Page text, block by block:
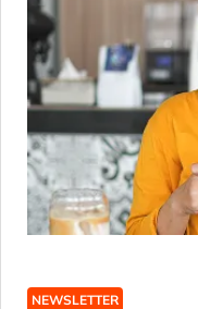
NEWSLETTER